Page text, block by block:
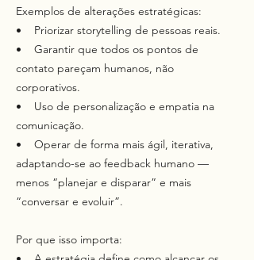
Exemplos de alterações estratégicas:
• Priorizar storytelling de pessoas reais.
• Garantir que todos os pontos de
contato pareçam humanos, não
corporativos.
• Uso de personalização e empatia na
comunicação.
• Operar de forma mais ágil, iterativa,
adaptando-se ao feedback humano —
menos “planejar e disparar” e mais
“conversar e evoluir”.
Por que isso importa: